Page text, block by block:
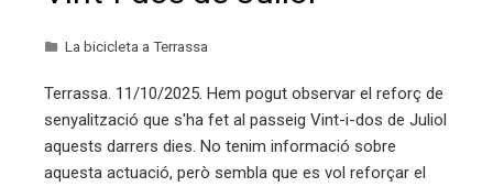
La bicicleta a Terrassa
Terrassa. 11/10/2025. Hem pogut observar el reforç de
senyalització que s'ha fet al passeig Vint-i-dos de Juliol
aquests darrers dies. No tenim informació sobre
aquesta actuació, però sembla que es vol reforçar el